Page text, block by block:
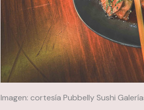
Imagen: cortesía Pubbelly Sushi